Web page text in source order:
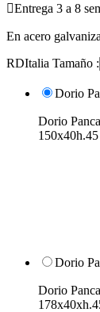
Entrega 3 a 8
En acero
RDItalia Tamaño :
Dorio
Dorio
Dorio
Dorio